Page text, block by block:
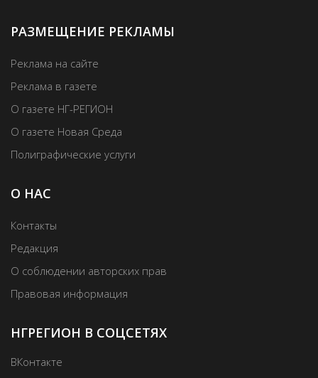
РАЗМЕЩЕНИЕ РЕКЛАМЫ
Реклама на сайте
Реклама в газете
О газете НГ-РЕГИОН
О газете Новая Среда
Полиграфические услуги
О НАС
Контакты
Редакция
О соблюдении авторских прав
Правовая информация
НГРЕГИОН В СОЦСЕТЯХ
ВКонтакте